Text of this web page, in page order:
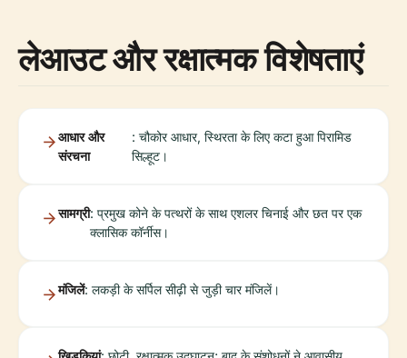
लेआउट और रक्षात्मक विशेषताएं
आधार और
संरचना
: चौकोर आधार, स्थिरता के लिए कटा हुआ पिरामिड
सिल्हूट।
सामग्री: प्रमुख कोने के पत्थरों के साथ एशलर चिनाई और छत पर एक
क्लासिक कॉर्नीस।
मंजिलें: लकड़ी के सर्पिल सीढ़ी से जुड़ी चार मंजिलें।